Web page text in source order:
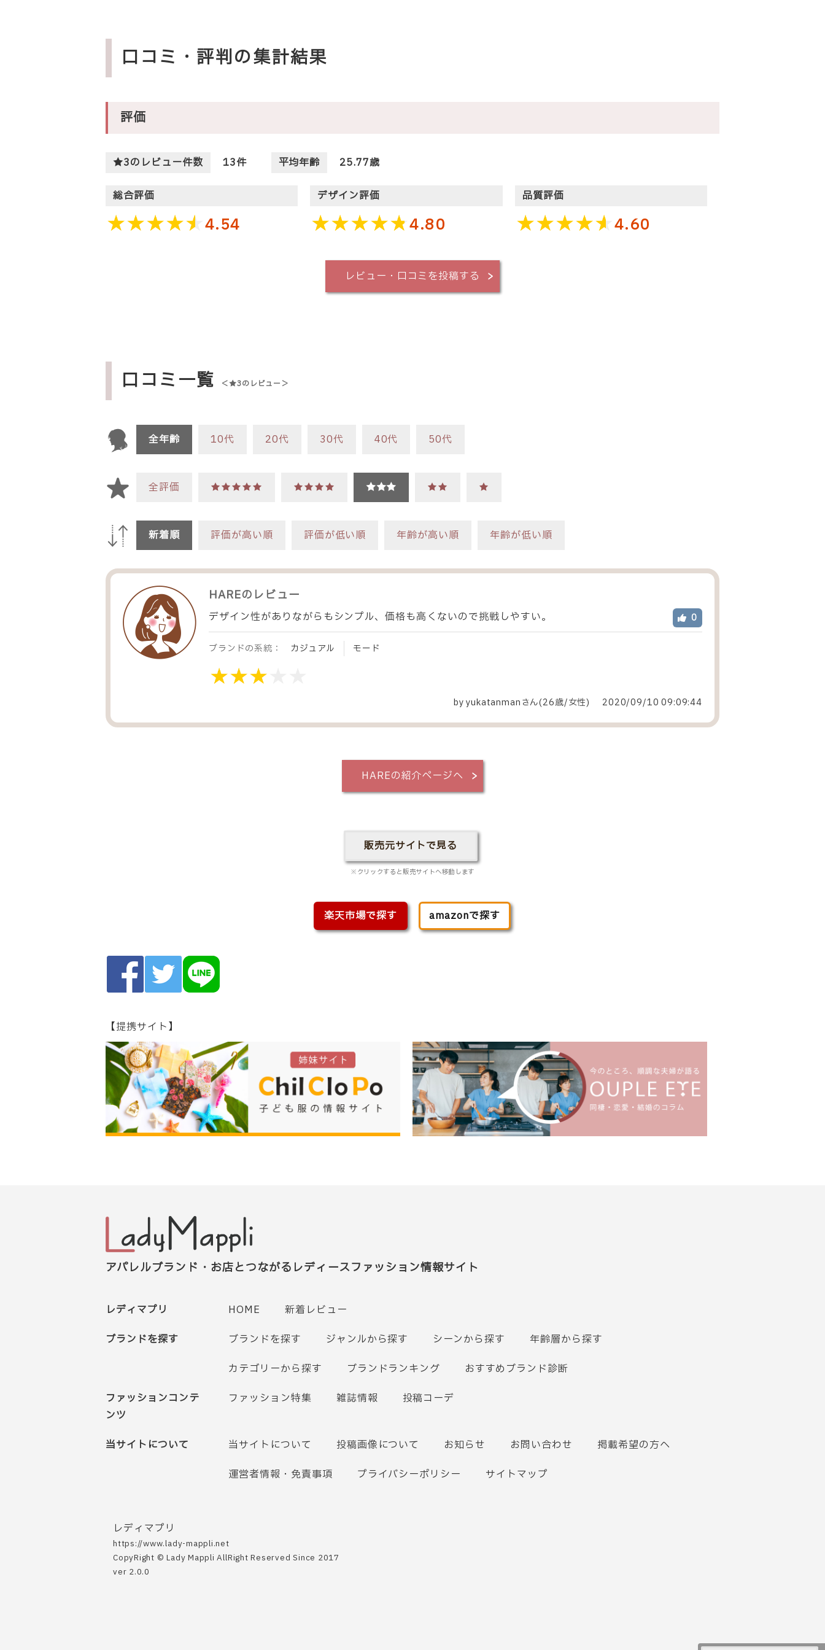
口コミ・評判の集計結果
評価
★3のレビュー件数 13件 平均年齢 25.77歳
総合評価
4.54
デザイン評価
4.80
品質評価
4.60
レビュー・口コミを投稿する
口コミ一覧 ＜★3のレビュー＞
全年齢 10代 20代 30代 40代 50代
全評価 ★★★★★ ★★★★ ★★★ ★★ ★
新着順 評価が高い順 評価が低い順 年齢が高い順 年齢が低い順
HAREのレビュー
0
デザイン性がありながらもシンプル、価格も高くないので挑戦しやすい。
ブランドの系統： カジュアル モード
byyukatanmanさん(26歳/女性) 2020/09/10 09:09:44
HAREの紹介ページへ
販売元サイトで見る
※クリックすると販売サイトへ移動します
楽天市場で探す amazonで探す
【提携サイト】
アパレルブランド・お店とつながるレディースファッション情報サイト
レディマプリ HOME
新着レビュー
ブランドを探す
ブランドを探す ジャンルから探す シーンから探す
年齢層から探す
カテゴリーから探す
ブランドランキング
おすすめブランド診断
ファッションコンテ
ンツ
ファッション特集 雑誌情報 投稿コーデ
当サイトについて 当サイトについて 投稿画像について お知らせ お問い合わせ
掲載希望の方へ
運営者情報・免責事項
プライバシーポリシー サイトマップ
レディマプリ
https://www.lady-mappli.net
CopyRight © Lady Mappli AllRight Reserved Since 2017
ver 2.0.0